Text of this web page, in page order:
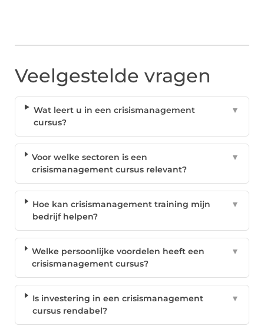
Veelgestelde vragen
Wat leert u in een crisismanagement
cursus?
▼
Voor welke sectoren is een
crisismanagement cursus relevant?
▼
Hoe kan crisismanagement training mijn
bedrijf helpen?
▼
Welke persoonlijke voordelen heeft een
crisismanagement cursus?
▼
Is investering in een crisismanagement
cursus rendabel?
▼